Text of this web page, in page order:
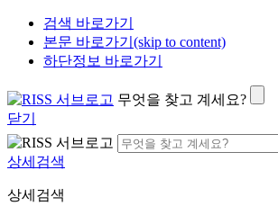
검색 바로가기
본문 바로가기(skip to content)
하단정보 바로가기
무엇을 찾고 계세요?
닫기
상세검색
상세검색